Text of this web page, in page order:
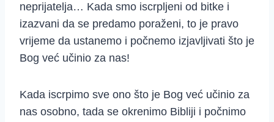
neprijatelja… Kada smo iscrpljeni od bitke i
izazvani da se predamo poraženi, to je pravo
vrijeme da ustanemo i počnemo izjavljivati što je
Bog već učinio za nas!
Kada iscrpimo sve ono što je Bog već učinio za
nas osobno, tada se okrenimo Bibliji i počnimo